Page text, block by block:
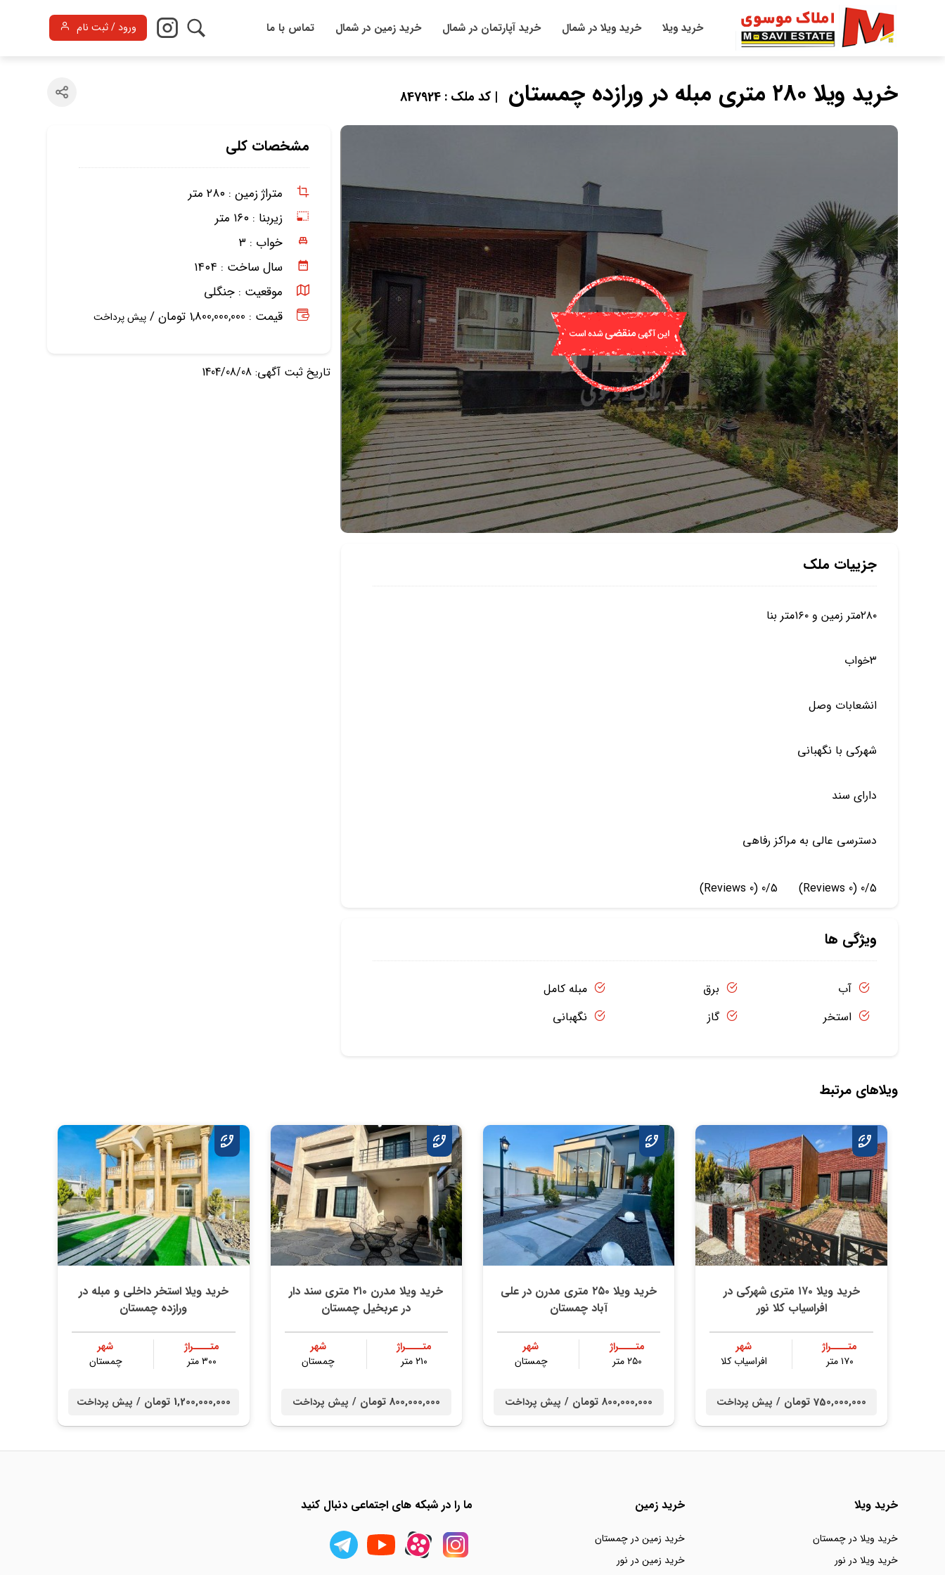
خرید ویلا خرید ویلا در شمال خرید آپارتمان در شمال خرید زمین در شمال تماس با ما ورود / ثبت نام
خرید ویلا ۲۸۰ متری مبله در ورازده چمستان | کد ملک : 847924
مشخصات کلی
متراژ زمین : ۲۸۰ متر
زیربنا : ۱۶۰ متر
خواب : ۳
سال ساخت : ۱۴۰۴
موقعیت : جنگلی
قیمت : 1,800,000,000 تومان /
پیش پرداخت
تاریخ ثبت آگهی: 1404/08/08
جزییات ملک
۲۸۰متر زمین و ۱۶۰متر بنا
۳خواب
انشعابات وصل
شهرکی با نگهبانی
دارای سند
دسترسی عالی به مراکز رفاهی
0/5
(0 Reviews)
0/5
(0 Reviews)
ویژگی ها
آب
استخر
برق
گاز
مبله کامل
نگهبانی
ویلاهای مرتبط
خرید ویلا ۱۷۰ متری شهرکی در
افراسیاب کلا نور
متــــراژ
۱۷۰ متر
شهر
افراسیاب کلا
750,000,000 تومان / پیش پرداخت
خرید ویلا ۲۵۰ متری مدرن در علی
آباد چمستان
متــــراژ
۲۵۰ متر
شهر
چمستان
800,000,000 تومان / پیش پرداخت
خرید ویلا مدرن ۲۱۰ متری سند دار
در عربخیل چمستان
متــــراژ
۲۱۰ متر
شهر
چمستان
800,000,000 تومان / پیش پرداخت
خرید ویلا استخر داخلی و مبله در
ورازده چمستان
متــــراژ
۳۰۰ متر
شهر
چمستان
1,200,000,000 تومان / پیش پرداخت
خرید ویلا
خرید ویلا در چمستان
خرید ویلا در نور
خرید زمین
خرید زمین در چمستان
خرید زمین در نور
ما را در شبکه های اجتماعی دنبال کنید